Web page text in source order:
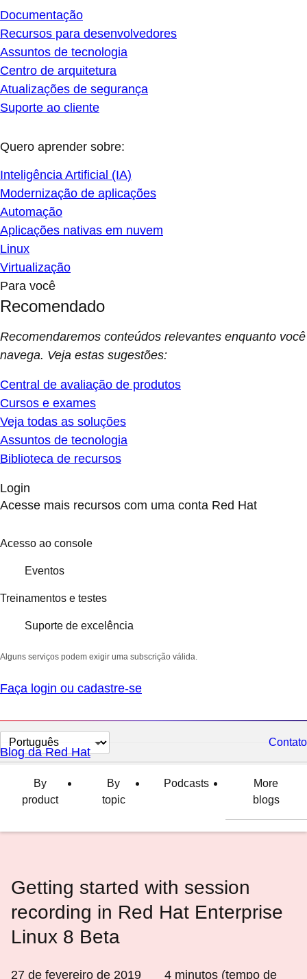
Documentação
Recursos para desenvolvedores
Assuntos de tecnologia
Centro de arquitetura
Atualizações de segurança
Suporte ao cliente
Quero aprender sobre:
Inteligência Artificial (IA)
Modernização de aplicações
Automação
Aplicações nativas em nuvem
Linux
Virtualização
Para você
Recomendado
Recomendaremos conteúdos relevantes enquanto você
navega. Veja estas sugestões:
Central de avaliação de produtos
Cursos e exames
Veja todas as soluções
Assuntos de tecnologia
Biblioteca de recursos
Login
Acesse mais recursos com uma conta Red Hat
Acesso ao console
Eventos
Treinamentos e testes
Suporte de excelência
Alguns serviços podem exigir uma subscrição válida.
Faça login ou cadastre-se
Selecionar
idioma
Contato
Blog da Red Hat
By
product
By
topic
Podcasts
More
blogs
Getting started with session
recording in Red Hat Enterprise
Linux 8 Beta
27 de fevereiro de 2019 4 minutos (tempo de